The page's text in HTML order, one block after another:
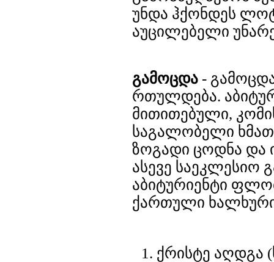
უნდა ჰქონდეს
აუცილებელი
გამოცდა -
რთულდება.
მითითებული,
საგალობელი
ზოგადი ცოდნა და
ასევე საეკლესიო
აბიტურიენტი
ქართული ხალხური
ქრისტე აღდგა